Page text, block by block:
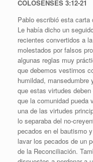
COLOSENSES 3:12-21
Pablo escribió esta carta
Le había dicho un
recientes convertidos a
molestados por falsos
algunas reglas muy
que debemos vestirnos
humildad,
que estas virtudes
que la comunidad pueda
una de las virtudes
lo separaba del no-
pecados en el bautismo
lavar los pecados de un
de la Reconciliación.